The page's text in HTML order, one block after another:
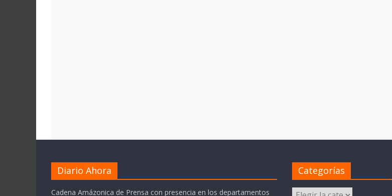
Diario Ahora
Cadena Amázonica de Prensa con presencia en los departamentos
Categorías
Categorías